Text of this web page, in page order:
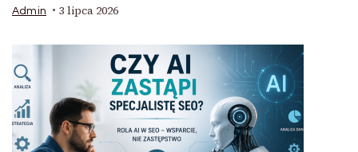
Admin 3 lipca 2026